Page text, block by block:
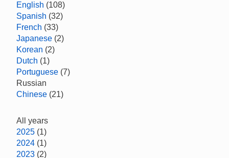
English (108)
Spanish (32)
French (33)
Japanese (2)
Korean (2)
Dutch (1)
Portuguese (7)
Russian
Chinese (21)
All years
2025 (1)
2024 (1)
2023 (2)